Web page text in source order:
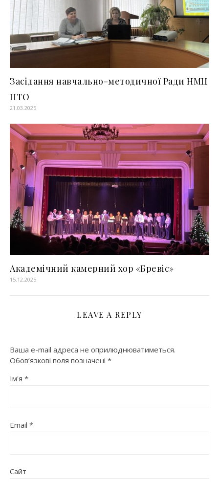
Засідання навчально-методичної Ради НМЦ
ПТО
21.03.2025
Академічний камерний хор «Бревіс»
15.12.2025
LEAVE A REPLY
Ваша e-mail адреса не оприлюднюватиметься.
Обов’язкові поля позначені *
Ім'я *
Email *
Сайт